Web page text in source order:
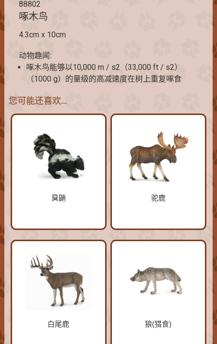
88802
啄木鸟
4.3cm x 10cm
动物趣闻:
啄木鸟能够以10,000 m / s2（33,000 ft / s2）
（1000 g）的量级的高减速度在树上重复啄食
您可能还喜欢…
臭鼬 驼鹿
白尾鹿 狼(猎食)